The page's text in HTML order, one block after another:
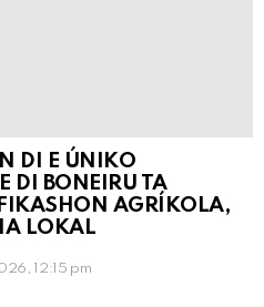
DI E ÚNIKO
DI BONEIRU TA
AGRÍKOLA,
LOKAL
12:15 pm